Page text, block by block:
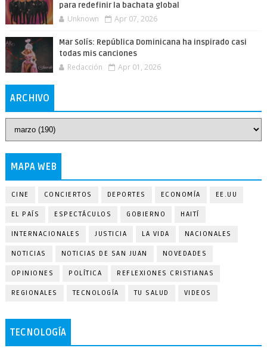
para redefinir la bachata global
Unknown Apr 07, 2026
Mar Solís: República Dominicana ha inspirado casi
todas mis canciones
Redacción Apr 01, 2026
ARCHIVO
MAPA WEB
CINE CONCIERTOS DEPORTES ECONOMÍA EE.UU
EL PAÍS ESPECTÁCULOS GOBIERNO HAITÍ
INTERNACIONALES JUSTICIA LA VIDA NACIONALES
NOTICIAS NOTICIAS DE SAN JUAN NOVEDADES
OPINIONES POLÍTICA REFLEXIONES CRISTIANAS
REGIONALES TECNOLOGÍA TU SALUD VIDEOS
TECNOLOGÍA